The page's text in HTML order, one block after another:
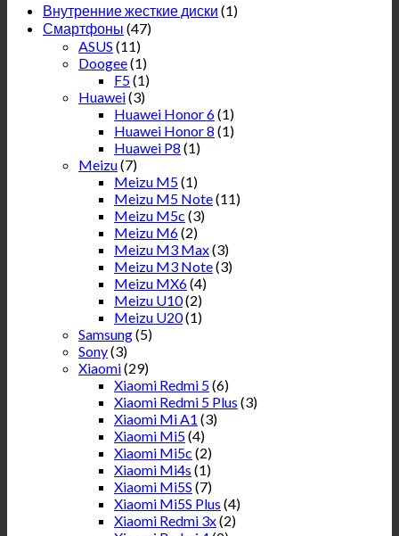
Внутренние жесткие диски (1)
Смартфоны (47)
ASUS (11)
Doogee(1)
F5(1)
Huawei(3)
Huawei Honor 6(1)
Huawei Honor 8 (1)
Huawei P8 (1)
Meizu(7)
Meizu M5(1)
Meizu M5 Note(11)
Meizu M5c (3)
Meizu M6(2)
Meizu M3 Max(3)
Meizu M3 Note(3)
Meizu MX6(4)
Meizu U10(2)
Meizu U20(1)
Samsung(5)
Sony(3)
Xiaomi(29)
Xiaomi Redmi 5(6)
Xiaomi Redmi 5 Plus (3)
Xiaomi Mi A1 (3)
Xiaomi Mi5(4)
Xiaomi Mi5c (2)
Xiaomi Mi4s (1)
Xiaomi Mi5S (7)
Xiaomi Mi5S Plus (4)
Xiaomi Redmi 3x(2)